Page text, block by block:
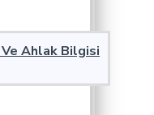
Ahlak Bilgisi